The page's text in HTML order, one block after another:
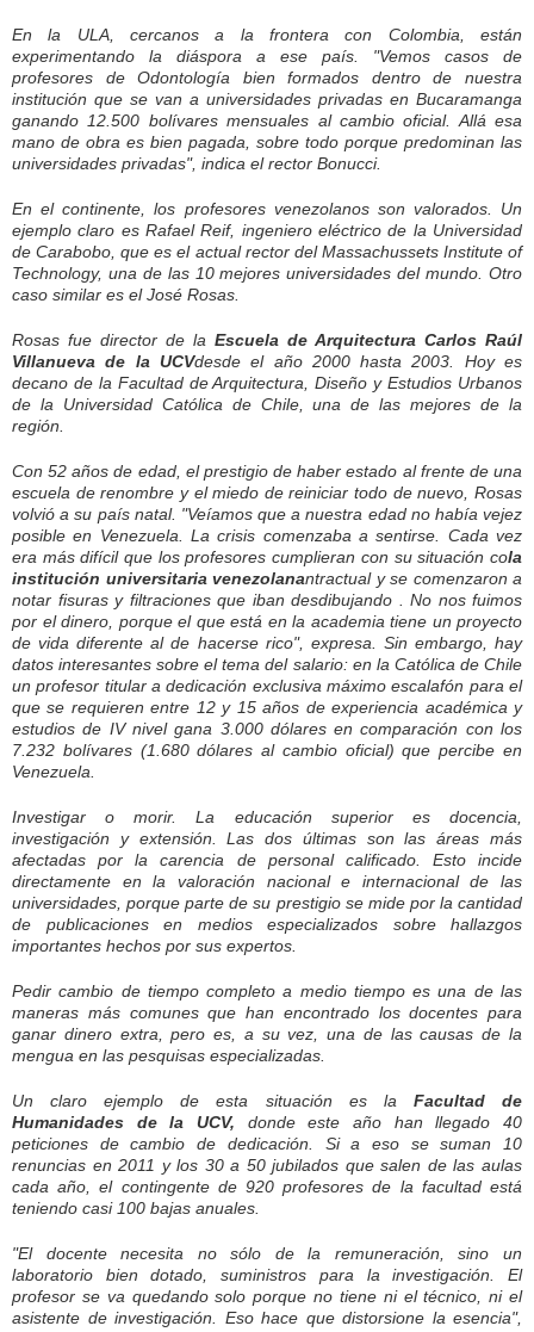
En la ULA, cercanos a la frontera con Colombia, están
experimentando la diáspora a ese país. "Vemos casos de
profesores de Odontología bien formados dentro de nuestra
institución que se van a universidades privadas en Bucaramanga
ganando 12.500 bolívares mensuales al cambio oficial. Allá esa
mano de obra es bien pagada, sobre todo porque predominan las
universidades privadas", indica el rector Bonucci.
En el continente, los profesores venezolanos son valorados. Un
ejemplo claro es Rafael Reif, ingeniero eléctrico de la Universidad
de Carabobo, que es el actual rector del Massachussets Institute of
Technology, una de las 10 mejores universidades del mundo. Otro
caso similar es el José Rosas.
Rosas fue director de la Escuela de Arquitectura Carlos Raúl
Villanueva de la UCVdesde el año 2000 hasta 2003. Hoy es
decano de la Facultad de Arquitectura, Diseño y Estudios Urbanos
de la Universidad Católica de Chile, una de las mejores de la
región.
Con 52 años de edad, el prestigio de haber estado al frente de una
escuela de renombre y el miedo de reiniciar todo de nuevo, Rosas
volvió a su país natal. "Veíamos que a nuestra edad no había vejez
posible en Venezuela. La crisis comenzaba a sentirse. Cada vez
era más difícil que los profesores cumplieran con su situación cola
institución universitaria venezolanantractual y se comenzaron a
notar fisuras y filtraciones que iban desdibujando
. No nos fuimos
por el dinero, porque el que está en la academia tiene un proyecto
de vida diferente al de hacerse rico", expresa. Sin embargo, hay
datos interesantes sobre el tema del salario: en la Católica de Chile
un profesor titular a dedicación exclusiva ­máximo escalafón para el
que se requieren entre 12 y 15 años de experiencia académica y
estudios de IV nivel­ gana 3.000 dólares en comparación con los
7.232 bolívares (1.680 dólares al cambio oficial) que percibe en
Venezuela.
Investigar o morir. La educación superior es docencia,
investigación y extensión. Las dos últimas son las áreas más
afectadas por la carencia de personal calificado. Esto incide
directamente en la valoración nacional e internacional de las
universidades, porque parte de su prestigio se mide por la cantidad
de publicaciones en medios especializados sobre hallazgos
importantes hechos por sus expertos.
Pedir cambio de tiempo completo a medio tiempo es una de las
maneras más comunes que han encontrado los docentes para
ganar dinero extra, pero es, a su vez, una de las causas de la
mengua en las pesquisas especializadas.
Un claro ejemplo de esta situación es la Facultad de
Humanidades de la UCV, donde este año han llegado 40
peticiones de cambio de dedicación. Si a eso se suman 10
renuncias en 2011 y los 30 a 50 jubilados que salen de las aulas
cada año, el contingente de 920 profesores de la facultad está
teniendo casi 100 bajas anuales.
"El docente necesita no sólo de la remuneración, sino un
laboratorio bien dotado, suministros para la investigación. El
profesor se va quedando solo porque no tiene ni el técnico, ni el
asistente de investigación. Eso hace que distorsione la esencia",